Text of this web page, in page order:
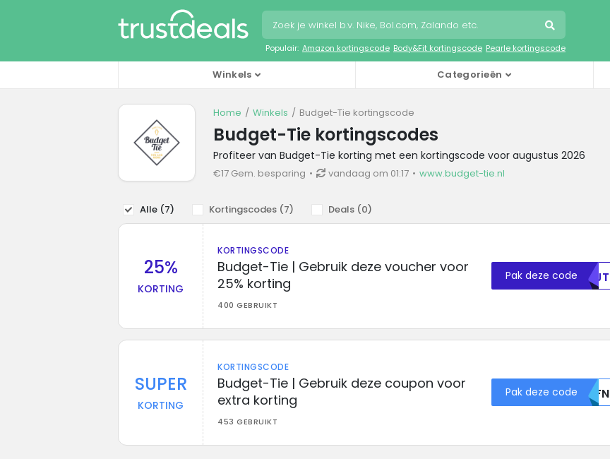
Populair: Amazon kortingscode Body&Fit kortingscode Pearle kortingscode
Winkels Categorieën
Home Winkels Budget-Tie kortingscode
Budget-Tie kortingscodes
Profiteer van Budget-Tie korting met een kortingscode voor augustus 2026
€17 Gem. besparing vandaag om 01:17 www.budget-tie.nl
Alle (7) Kortingscodes (7) Deals (0)
25%
KORTING
KORTINGSCODE
Budget-Tie | Gebruik deze voucher voor
25% korting
400 GEBRUIKT
Pak deze code NTJT
SUPER
KORTING
KORTINGSCODE
Budget-Tie | Gebruik deze coupon voor
extra korting
453 GEBRUIKT
Pak deze code U0FN